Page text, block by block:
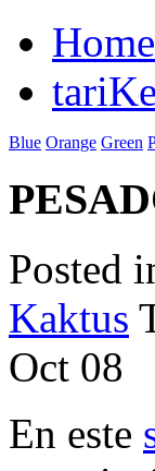
Home
Blue Orange Green
Posted
Kaktus
Oct 08
En este